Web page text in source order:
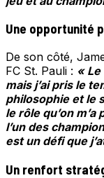
Une opportunité
De son côté,
FC St. Pauli : «
mais j’ai pris le
philosophie et le
le rôle qu’on
l’un des
est un défi que
Un renfort